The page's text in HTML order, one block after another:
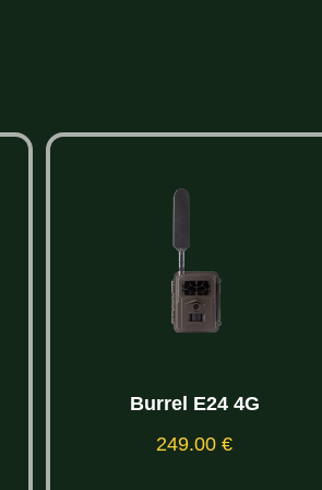
Burrel E24 4G
249.00€